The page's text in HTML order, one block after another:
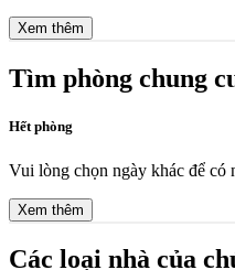
Xem thêm
Tìm phòng chung
Hết phòng
Vui lòng chọn ngày khác để có
Xem thêm
Các loại nhà của